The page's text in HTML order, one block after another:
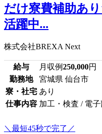
だけ寮費補助あ
活躍中...
株式会社BREXA Next
給与 月収例250,000円
勤務地
宮城県 仙台市
寮・社宅 あり
仕事内容 加工・検査 / 電
＼最短45秒で完了／